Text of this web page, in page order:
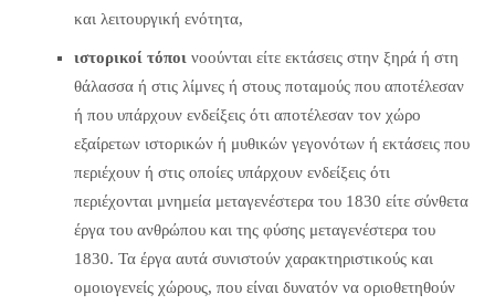
και λειτουργική ενότητα,
ιστορικοί τόποι νοούνται είτε εκτάσεις στην ξηρά ή στη
θάλασσα ή στις λίμνες ή στους ποταμούς που αποτέλεσαν
ή που υπάρχουν ενδείξεις ότι αποτέλεσαν τον χώρο
εξαίρετων ιστορικών ή μυθικών γεγονότων ή εκτάσεις που
περιέχουν ή στις οποίες υπάρχουν ενδείξεις ότι
περιέχονται μνημεία μεταγενέστερα του 1830 είτε σύνθετα
έργα του ανθρώπου και της φύσης μεταγενέστερα του
1830. Τα έργα αυτά συνιστούν χαρακτηριστικούς και
ομοιογενείς χώρους, που είναι δυνατόν να οριοθετηθούν